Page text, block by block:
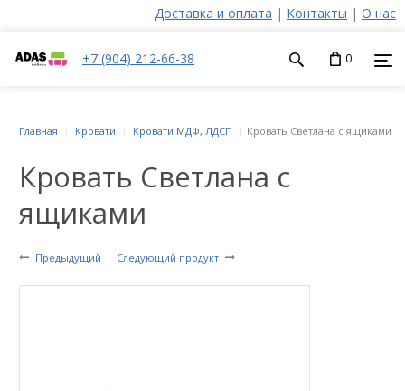
Доставка и оплата | Контакты | О нас
+7 (904) 212-66-38 0
Кровать Светлана с
ящиками
Предыдущий Следующий продукт
Главная Кровати Кровати МДФ, ЛДСП Кровать Светлана с ящиками